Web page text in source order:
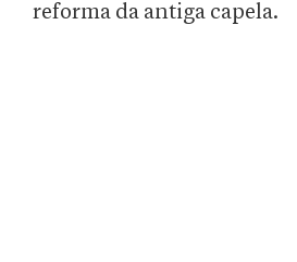
reforma da antiga capela.